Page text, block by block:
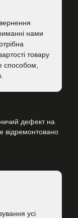
нами
товару
способом,
дефект на
відремонтовано
усі